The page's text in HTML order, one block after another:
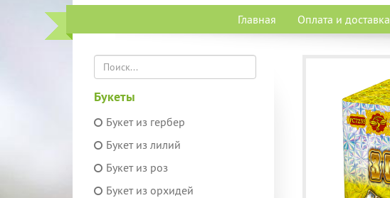
Главная Оплата и доставка
Букеты
Букет из гербер
Букет из лилий
Букет из роз
Букет из орхидей